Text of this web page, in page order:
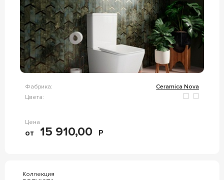
Фабрика:
Ceramica Nova
Цвета:
Цена
от 15 910,00 Р
Коллекция